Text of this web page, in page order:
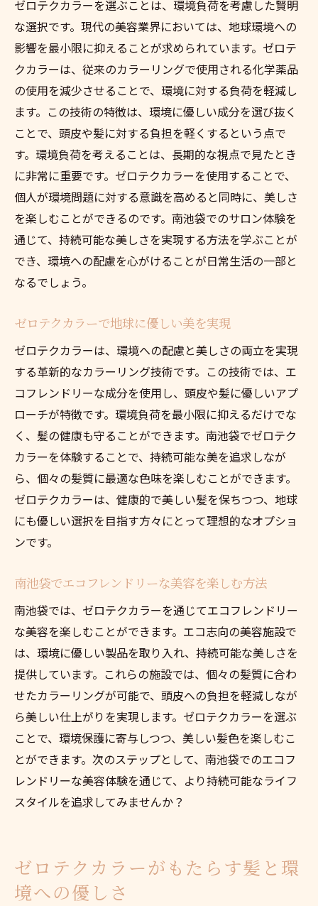
ゼロテクカラーを選ぶことは、環境負荷を考慮した賢明
な選択です。現代の美容業界においては、地球環境への
影響を最小限に抑えることが求められています。ゼロテ
クカラーは、従来のカラーリングで使用される化学薬品
の使用を減少させることで、環境に対する負荷を軽減し
ます。この技術の特徴は、環境に優しい成分を選び抜く
ことで、頭皮や髪に対する負担を軽くするという点で
す。環境負荷を考えることは、長期的な視点で見たとき
に非常に重要です。ゼロテクカラーを使用することで、
個人が環境問題に対する意識を高めると同時に、美しさ
を楽しむことができるのです。南池袋でのサロン体験を
通じて、持続可能な美しさを実現する方法を学ぶことが
でき、環境への配慮を心がけることが日常生活の一部と
なるでしょう。
ゼロテクカラーで地球に優しい美を実現
ゼロテクカラーは、環境への配慮と美しさの両立を実現
する革新的なカラーリング技術です。この技術では、エ
コフレンドリーな成分を使用し、頭皮や髪に優しいアプ
ローチが特徴です。環境負荷を最小限に抑えるだけでな
く、髪の健康も守ることができます。南池袋でゼロテク
カラーを体験することで、持続可能な美を追求しなが
ら、個々の髪質に最適な色味を楽しむことができます。
ゼロテクカラーは、健康的で美しい髪を保ちつつ、地球
にも優しい選択を目指す方々にとって理想的なオプショ
ンです。
南池袋でエコフレンドリーな美容を楽しむ方法
南池袋では、ゼロテクカラーを通じてエコフレンドリー
な美容を楽しむことができます。エコ志向の美容施設で
は、環境に優しい製品を取り入れ、持続可能な美しさを
提供しています。これらの施設では、個々の髪質に合わ
せたカラーリングが可能で、頭皮への負担を軽減しなが
ら美しい仕上がりを実現します。ゼロテクカラーを選ぶ
ことで、環境保護に寄与しつつ、美しい髪色を楽しむこ
とができます。次のステップとして、南池袋でのエコフ
レンドリーな美容体験を通じて、より持続可能なライフ
スタイルを追求してみませんか？
ゼロテクカラーがもたらす髪と環
境への優しさ